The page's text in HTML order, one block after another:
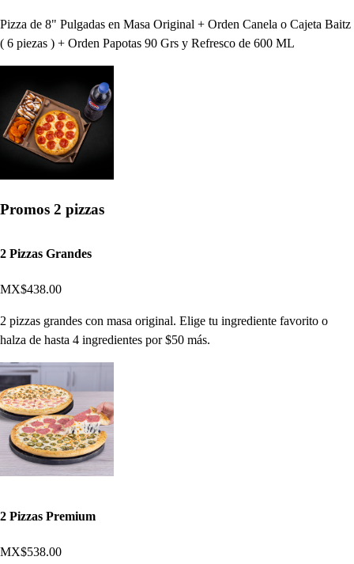
Pizza de 8" Pulgadas en Masa Original + Orden Canela o Cajeta Baitz
( 6 piezas ) + Orden Papotas 90 Grs y Refresco de 600 ML
Promos 2 pizzas
2 Pizzas Grandes
MX$438.00
2 pizzas grandes con masa original. Elige tu ingrediente favorito o
halza de hasta 4 ingredientes por $50 más.
2 Pizzas Premium
MX$538.00